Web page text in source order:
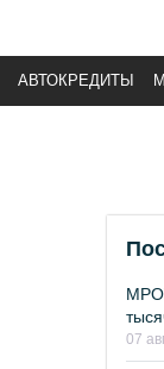
АВТОКРЕДИТЫ
07